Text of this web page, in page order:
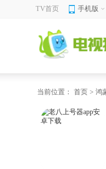
TV首页 手机版
当前位置： 首页 > 鸿